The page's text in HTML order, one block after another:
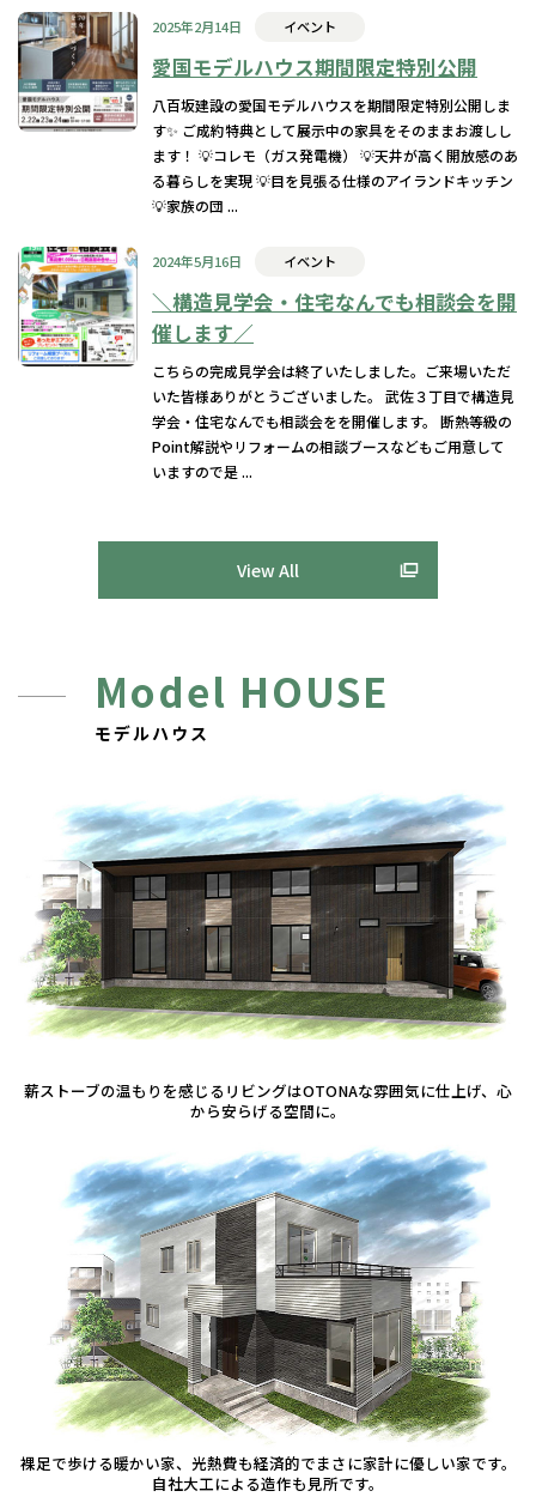
2025年2月14日 イベント
愛国モデルハウス期間限定特別公開
八百坂建設の愛国モデルハウスを期間限定特別公開しま
す✨ ご成約特典として展示中の家具をそのままお渡しし
ます！ 💡コレモ（ガス発電機） 💡天井が高く開放感のあ
る暮らしを実現 💡目を見張る仕様のアイランドキッチン
💡家族の団 ...
2024年5月16日 イベント
＼構造見学会・住宅なんでも相談会を開
催します／
こちらの完成見学会は終了いたしました。ご来場いただ
いた皆様ありがとうございました。 武佐３丁目で構造見
学会・住宅なんでも相談会をを開催します。 断熱等級の
Point解説やリフォームの相談ブースなどもご用意して
いますので是 ...
View All
Model HOUSE
モデルハウス
薪ストーブの温もりを感じるリビングはOTONAな雰囲気に仕上げ、心
から安らげる空間に。
裸足で歩ける暖かい家、光熱費も経済的でまさに家計に優しい家です。
自社大工による造作も見所です。